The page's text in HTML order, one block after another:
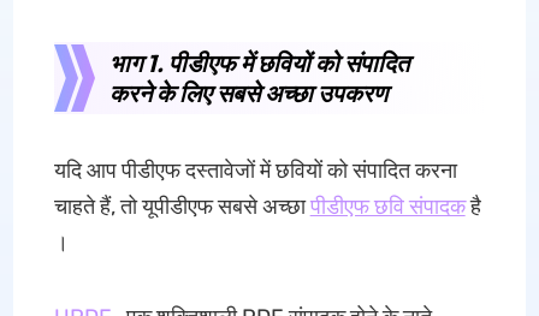
भाग 1. पीडीएफ में छवियों को संपादित
करने के लिए सबसे अच्छा उपकरण
यदि आप पीडीएफ दस्तावेजों में छवियों को संपादित करना
चाहते हैं, तो यूपीडीएफ सबसे अच्छापीडीएफ छवि संपादकहै
।